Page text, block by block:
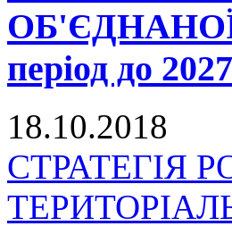
період до
18.10.2018
СТРАТЕГІЯ